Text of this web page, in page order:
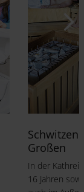
Schwitzen
Großen
In der
16 Jahren